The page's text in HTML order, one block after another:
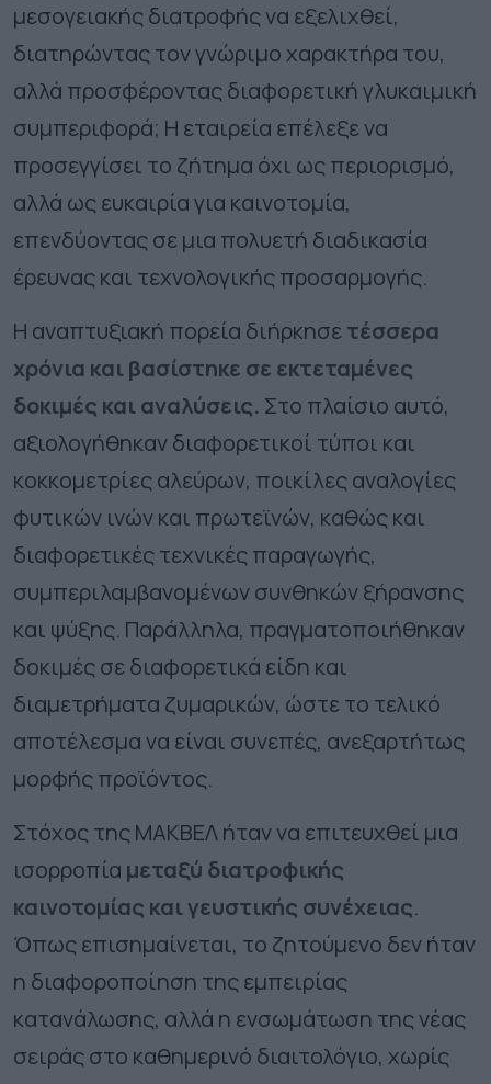
μεσογειακής διατροφής να εξελιχθεί,
διατηρώντας τον γνώριμο χαρακτήρα του,
αλλά προσφέροντας διαφορετική γλυκαιμική
συμπεριφορά; Η εταιρεία επέλεξε να
προσεγγίσει το ζήτημα όχι ως περιορισμό,
αλλά ως ευκαιρία για καινοτομία,
επενδύοντας σε μια πολυετή διαδικασία
έρευνας και τεχνολογικής προσαρμογής.
Η αναπτυξιακή πορεία διήρκησετέσσερα
χρόνια και βασίστηκε σε εκτεταμένες
δοκιμές και αναλύσεις. Στο πλαίσιο αυτό,
αξιολογήθηκαν διαφορετικοί τύποι και
κοκκομετρίες αλεύρων, ποικίλες αναλογίες
φυτικών ινών και πρωτεϊνών, καθώς και
διαφορετικές τεχνικές παραγωγής,
συμπεριλαμβανομένων συνθηκών ξήρανσης
και ψύξης. Παράλληλα, πραγματοποιήθηκαν
δοκιμές σε διαφορετικά είδη και
διαμετρήματα ζυμαρικών, ώστε το τελικό
αποτέλεσμα να είναι συνεπές, ανεξαρτήτως
μορφής προϊόντος.
Στόχος της ΜΑΚΒΕΛ ήταν να επιτευχθεί μια
ισορροπία μεταξύ διατροφικής
καινοτομίας και γευστικής συνέχειας.
Όπως επισημαίνεται, το ζητούμενο δεν ήταν
η διαφοροποίηση της εμπειρίας
κατανάλωσης, αλλά η ενσωμάτωση της νέας
σειράς στο καθημερινό διαιτολόγιο, χωρίς